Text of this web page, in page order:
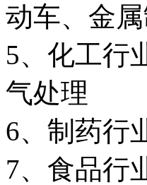
动车、金
5、化工行
气处理
6、制药行
7、食品行